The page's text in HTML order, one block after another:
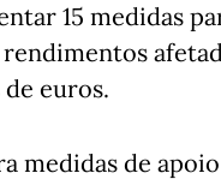
15 medidas
euros.
medidas de